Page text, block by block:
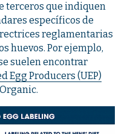
terceros que indiquen
específicos de
reglamentarias
huevos. Por ejemplo,
suelen encontrar
Egg Producers (UEP)